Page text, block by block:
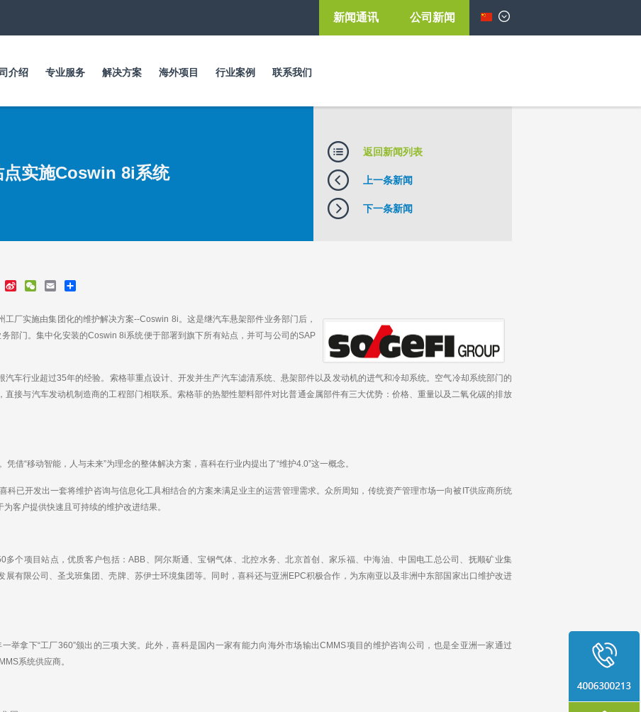
到
要
内
新闻通讯 公司新闻
介绍 专业服务 解决方案 海外项目 行业案例 联系我们
点实施Coswin 8i系统
返回新闻列表
上一条新闻
下一条新闻
厂实施由集团化的维护解决方案--Coswin 8i。这是继汽车悬架部件业务部门后，
部门。集中化安装的Coswin 8i系统便于部署到旗下所有站点，并可与公司的SAP
车行业超过35年的经验。索格菲重点设计、开发并生产汽车滤清系统、悬架部件以及发动机的进气和冷却系统。空气冷却系统部门的
接与汽车发动机制造商的工程部门相联系。索格菲的热塑性塑料部件对比普通金属部件有三大优势：价格、重量以及二氧化碳的排放
借“移动智能，人与未来”为理念的整体解决方案，喜科在行业内提出了“维护4.0”这一概念。
已开发出一套将维护咨询与信息化工具相结合的方案来满足业主的运营管理需求。众所周知，传统资产管理市场一向被IT供应商所统
客户提供快速且可持续的维护改进结果。
项目站点，优质客户包括：ABB、阿尔斯通、宝钢气体、北控水务、北京首创、家乐福、中海油、中国电工总公司、抚顺矿业集
展有限公司、圣戈班集团、壳牌、苏伊士环境集团等。同时，喜科还与亚洲EPC积极合作，为东南亚以及非洲中东部国家出口维护改进
拿下“工厂360”颁出的三项大奖。此外，喜科是国内一家有能力向海外市场输出CMMS项目的维护咨询公司，也是全亚洲一家通过
系统供应商。
a
W
e
o
W
h
a
t
i
l
r
e